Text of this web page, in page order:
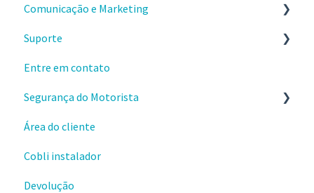
Aplicativos
Webhooks
Comunicação e Marketing
Sobre o produto e valores
Materiais e conteúdos gratuitos
Cursos da Cobli Ensina
Suporte
Envio e instalações de dispositivos
Dispositivos OBD
Entre em contato
Segurança do Motorista
Alertas
Ranking de condução
Área do cliente
Cobli instalador
Devolução